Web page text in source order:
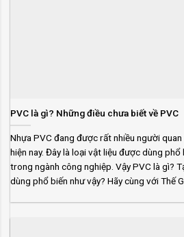
PVC là gì? Những điều chưa biết về PVC
Nhựa PVC đang được rất nhiều người
hiện nay. Đây là loại vật liệu được dùng
trong ngành công nghiệp. Vậy PVC là gì?
dùng phổ biến như vậy? Hãy cùng với Thế